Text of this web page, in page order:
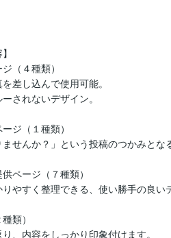
（４種類）
差し込んで使用可能。
されないデザイン。
ジ（１種類）
ませんか？」という投稿のつかみとな
ページ（７種類）
やすく整理できる、使い勝手の良い
類）
、内容をしっかり印象付けます。